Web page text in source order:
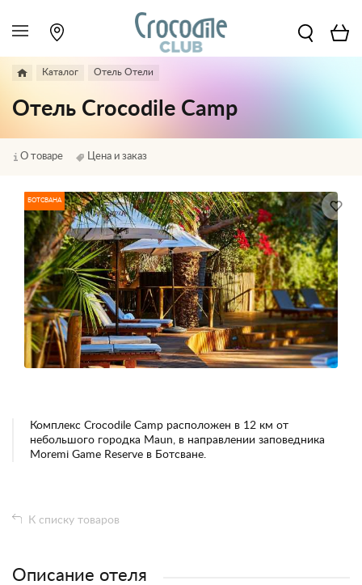
Каталог Отель Отели
Отель Crocodile Camp
О товаре Цена и заказ
БОТСВАНА
Комплекс Crocodile Camp расположен в 12 км от
небольшого городка Maun, в направлении заповедника
Moremi Game Reserve в Ботсване.
К списку товаров
Описание отеля